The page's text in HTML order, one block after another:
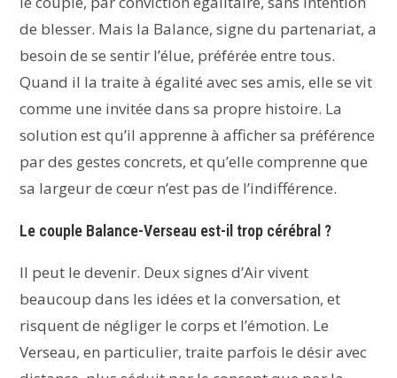
de blesser. Mais la Balance, signe du partenariat, a
besoin de se sentir l’élue, préférée entre tous.
Quand il la traite à égalité avec ses amis, elle se vit
comme une invitée dans sa propre histoire. La
solution est qu’il apprenne à afficher sa préférence
par des gestes concrets, et qu’elle comprenne que
sa largeur de cœur n’est pas de l’indifférence.
Le couple Balance-Verseau est-il trop cérébral ?
Il peut le devenir. Deux signes d’Air vivent
beaucoup dans les idées et la conversation, et
risquent de négliger le corps et l’émotion. Le
Verseau, en particulier, traite parfois le désir avec